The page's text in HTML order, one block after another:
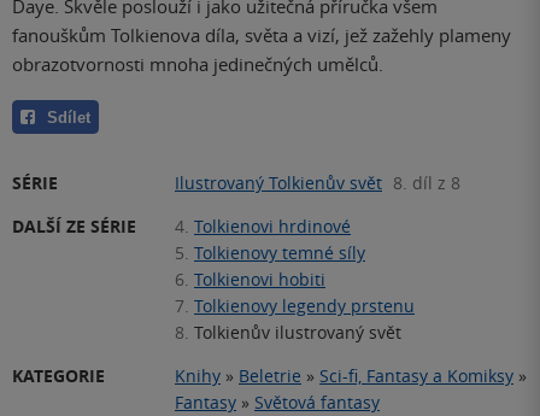
Daye. Skvěle poslouží i jako užitečná příručka všem
fanouškům Tolkienova díla, světa a vizí, jež zažehly plameny
obrazotvornosti mnoha jedinečných umělců.
Sdílet
SÉRIE Ilustrovaný Tolkienův svět 8. díl z 8
DALŠÍ ZE SÉRIE
4. Tolkienovi hrdinové
5. Tolkienovy temné síly
6. Tolkienovi hobiti
7. Tolkienovy legendy prstenu
8. Tolkienův ilustrovaný svět
KATEGORIE
Knihy » Beletrie » Sci-fi, Fantasy a Komiksy »
Fantasy » Světová fantasy